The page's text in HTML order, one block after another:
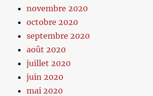
novembre 2020
octobre 2020
septembre 2020
août 2020
juillet 2020
juin 2020
mai 2020